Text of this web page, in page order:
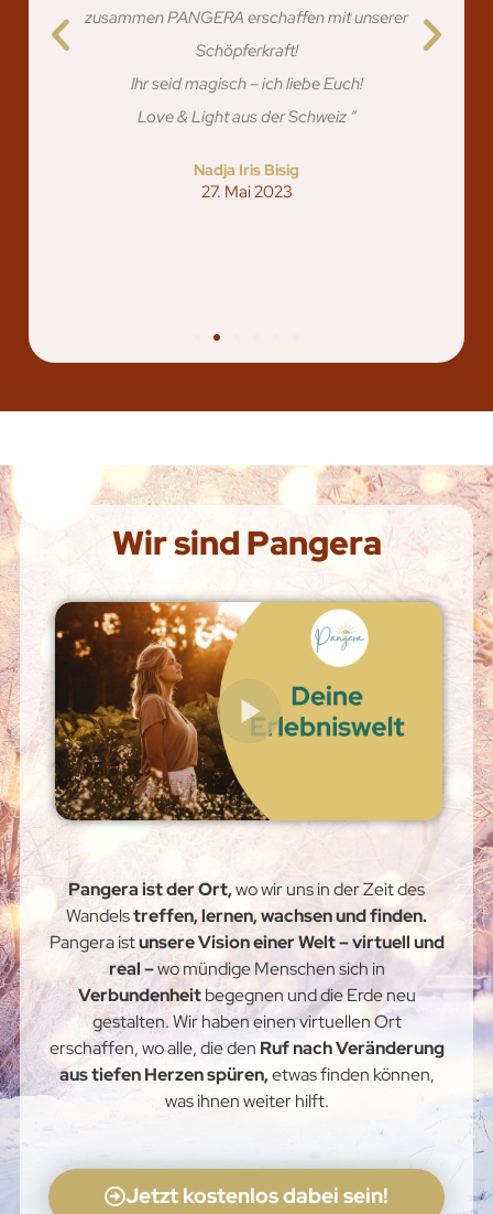
zusammen PANGERA erschaffen mit unserer
Schöpferkraft!
Ihr seid magisch – ich liebe Euch!
Love & Light aus der Schweiz “
Nadja Iris Bisig
27. Mai 2023
Wir sind Pangera
Pangera ist der Ort,wo wir uns in der Zeit des
Wandelstreffen, lernen, wachsen und finden.
Pangera istunsere Vision einer Welt – virtuell und
real –wo mündige Menschen sich in
Verbundenheitbegegnen und die Erde neu
gestalten. Wir haben einen virtuellen Ort
erschaffen, wo alle, die den Ruf nach Veränderung
aus tiefen Herzen spüren,etwas finden können,
was ihnen weiter hilft.
Jetzt kostenlos dabei sein!